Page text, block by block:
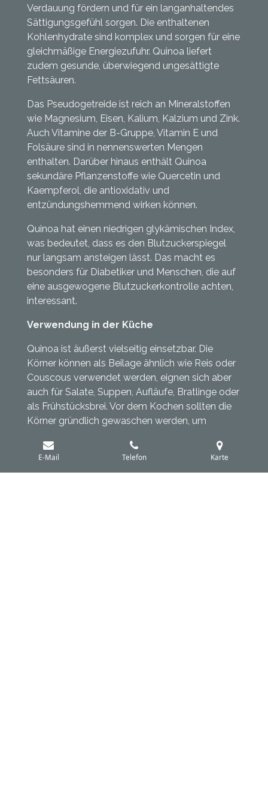
Verdauung fördern und für ein langanhaltendes
Sättigungsgefühl sorgen. Die enthaltenen
Kohlenhydrate sind komplex und sorgen für eine
gleichmäßige Energiezufuhr. Quinoa liefert
zudem gesunde, überwiegend ungesättigte
Fettsäuren.
Das Pseudogetreide ist reich an Mineralstoffen
wie Magnesium, Eisen, Kalium, Kalzium und Zink.
Auch Vitamine der B-Gruppe, Vitamin E und
Folsäure sind in nennenswerten Mengen
enthalten. Darüber hinaus enthält Quinoa
sekundäre Pflanzenstoffe wie Quercetin und
Kaempferol, die antioxidativ und
entzündungshemmend wirken können.
Quinoa hat einen niedrigen glykämischen Index,
was bedeutet, dass es den Blutzuckerspiegel
nur langsam ansteigen lässt. Das macht es
besonders für Diabetiker und Menschen, die auf
eine ausgewogene Blutzuckerkontrolle achten,
interessant.
Verwendung in der Küche
Quinoa ist äußerst vielseitig einsetzbar. Die
Körner können als Beilage ähnlich wie Reis oder
Couscous verwendet werden, eignen sich aber
auch für Salate, Suppen, Aufläufe, Bratlinge oder
als Frühstücksbrei. Vor dem Kochen sollten die
Körner gründlich gewaschen werden, um
etwa 15 bis 20 Minuten.
Auch als Mehl oder Flocken findet Quinoa in der
E-Mail Telefon Karte